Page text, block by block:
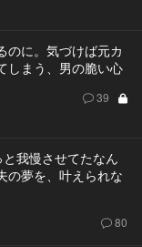
のに。気づけば元カ
しまう、男の脆い心
39
我慢させてたなん
夢を、叶えられな
80